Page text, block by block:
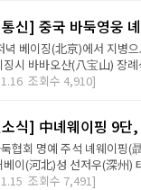
신] 중국 바둑영웅
녁 베이징(北京)에서 지병
징시 바바오산(八宝山) 장
조회수 4,910]
식] 中녜웨이핑 9단
협회 명예 주석 녜웨이핑(
베이(河北)성 선저우(深州)
조회수 7,491]